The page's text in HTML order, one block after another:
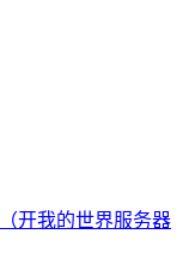
开我的世界服务器